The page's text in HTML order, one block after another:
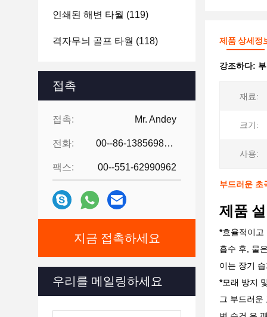
인쇄된 해변 타월 (119)
격자무늬 골프 타월 (118)
접촉
접촉: Mr. Andey
전화: 00--86-13856986218
팩스: 00--551-62990962
지금 접촉하세요
우리를 메일링하세요
제품 상세정
강조하다:
재료:
크기:
사용:
부드러운 초
제품
*효율적이고
흡수 후, 물
이는 장기
*모래 방지
그 부드러